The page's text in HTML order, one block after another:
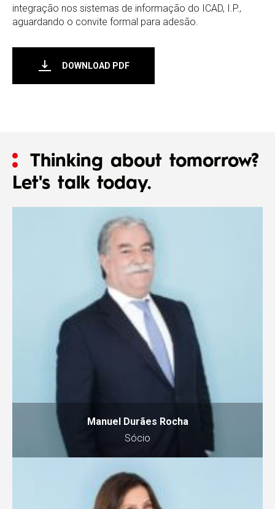
integração nos sistemas de informação do ICAD, I.P.,
aguardando o convite formal para adesão.
DOWNLOAD PDF
Thinking about tomorrow?
Let's talk today.
Manuel Durães Rocha
Sócio